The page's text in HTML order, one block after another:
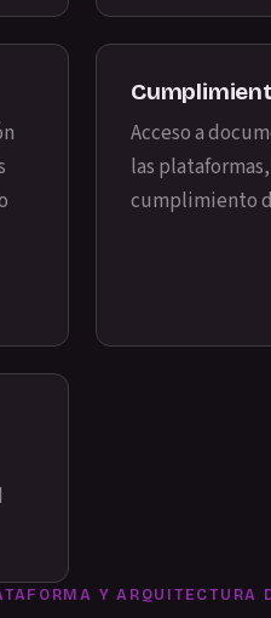
Acceso a
las
cumplimiento
Y ARQUITECTURA